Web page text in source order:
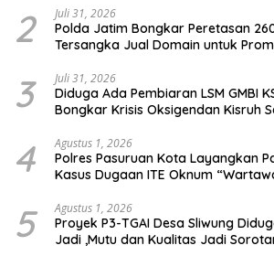
2 Juli 31, 2026
Polda Jatim Bongkar Peretasan
Tersangka Jual Domain untuk
3 Juli 31, 2026
Diduga Ada Pembiaran LSM GMBI
Bongkar Krisis Oksigendan Kisruh
4 Agustus 1, 2026
Polres Pasuruan Kota Layangkan
Kasus Dugaan ITE Oknum
5 Agustus 1, 2026
Proyek P3-TGAI Desa Sliwung
Jadi ,Mutu dan Kualitas Jadi